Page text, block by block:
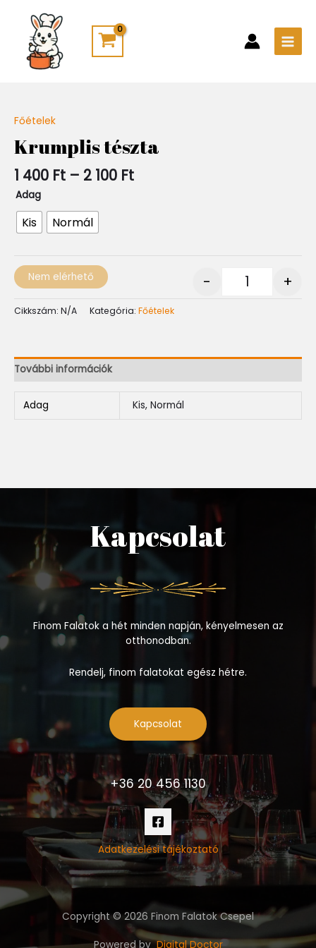
content
Főételek
Krumplis tészta
1 400 Ft – 2 100 Ft
400 Ft
-
2
Adag
Kis Normál
- +
Nem elérhető
Cikkszám: N/A Kategória: Főételek
További információk
Adag Kis, Normál
Kapcsolat
Finom Falatok a hét minden napján, kényelmesen az
otthonodban.
Rendelj, finom falatokat egész hétre.
Kapcsolat
+36 20 456 1130
Adatkezelési tájékoztató
Copyright © 2026 Finom Falatok Csepel
Powered byDigital Doctor